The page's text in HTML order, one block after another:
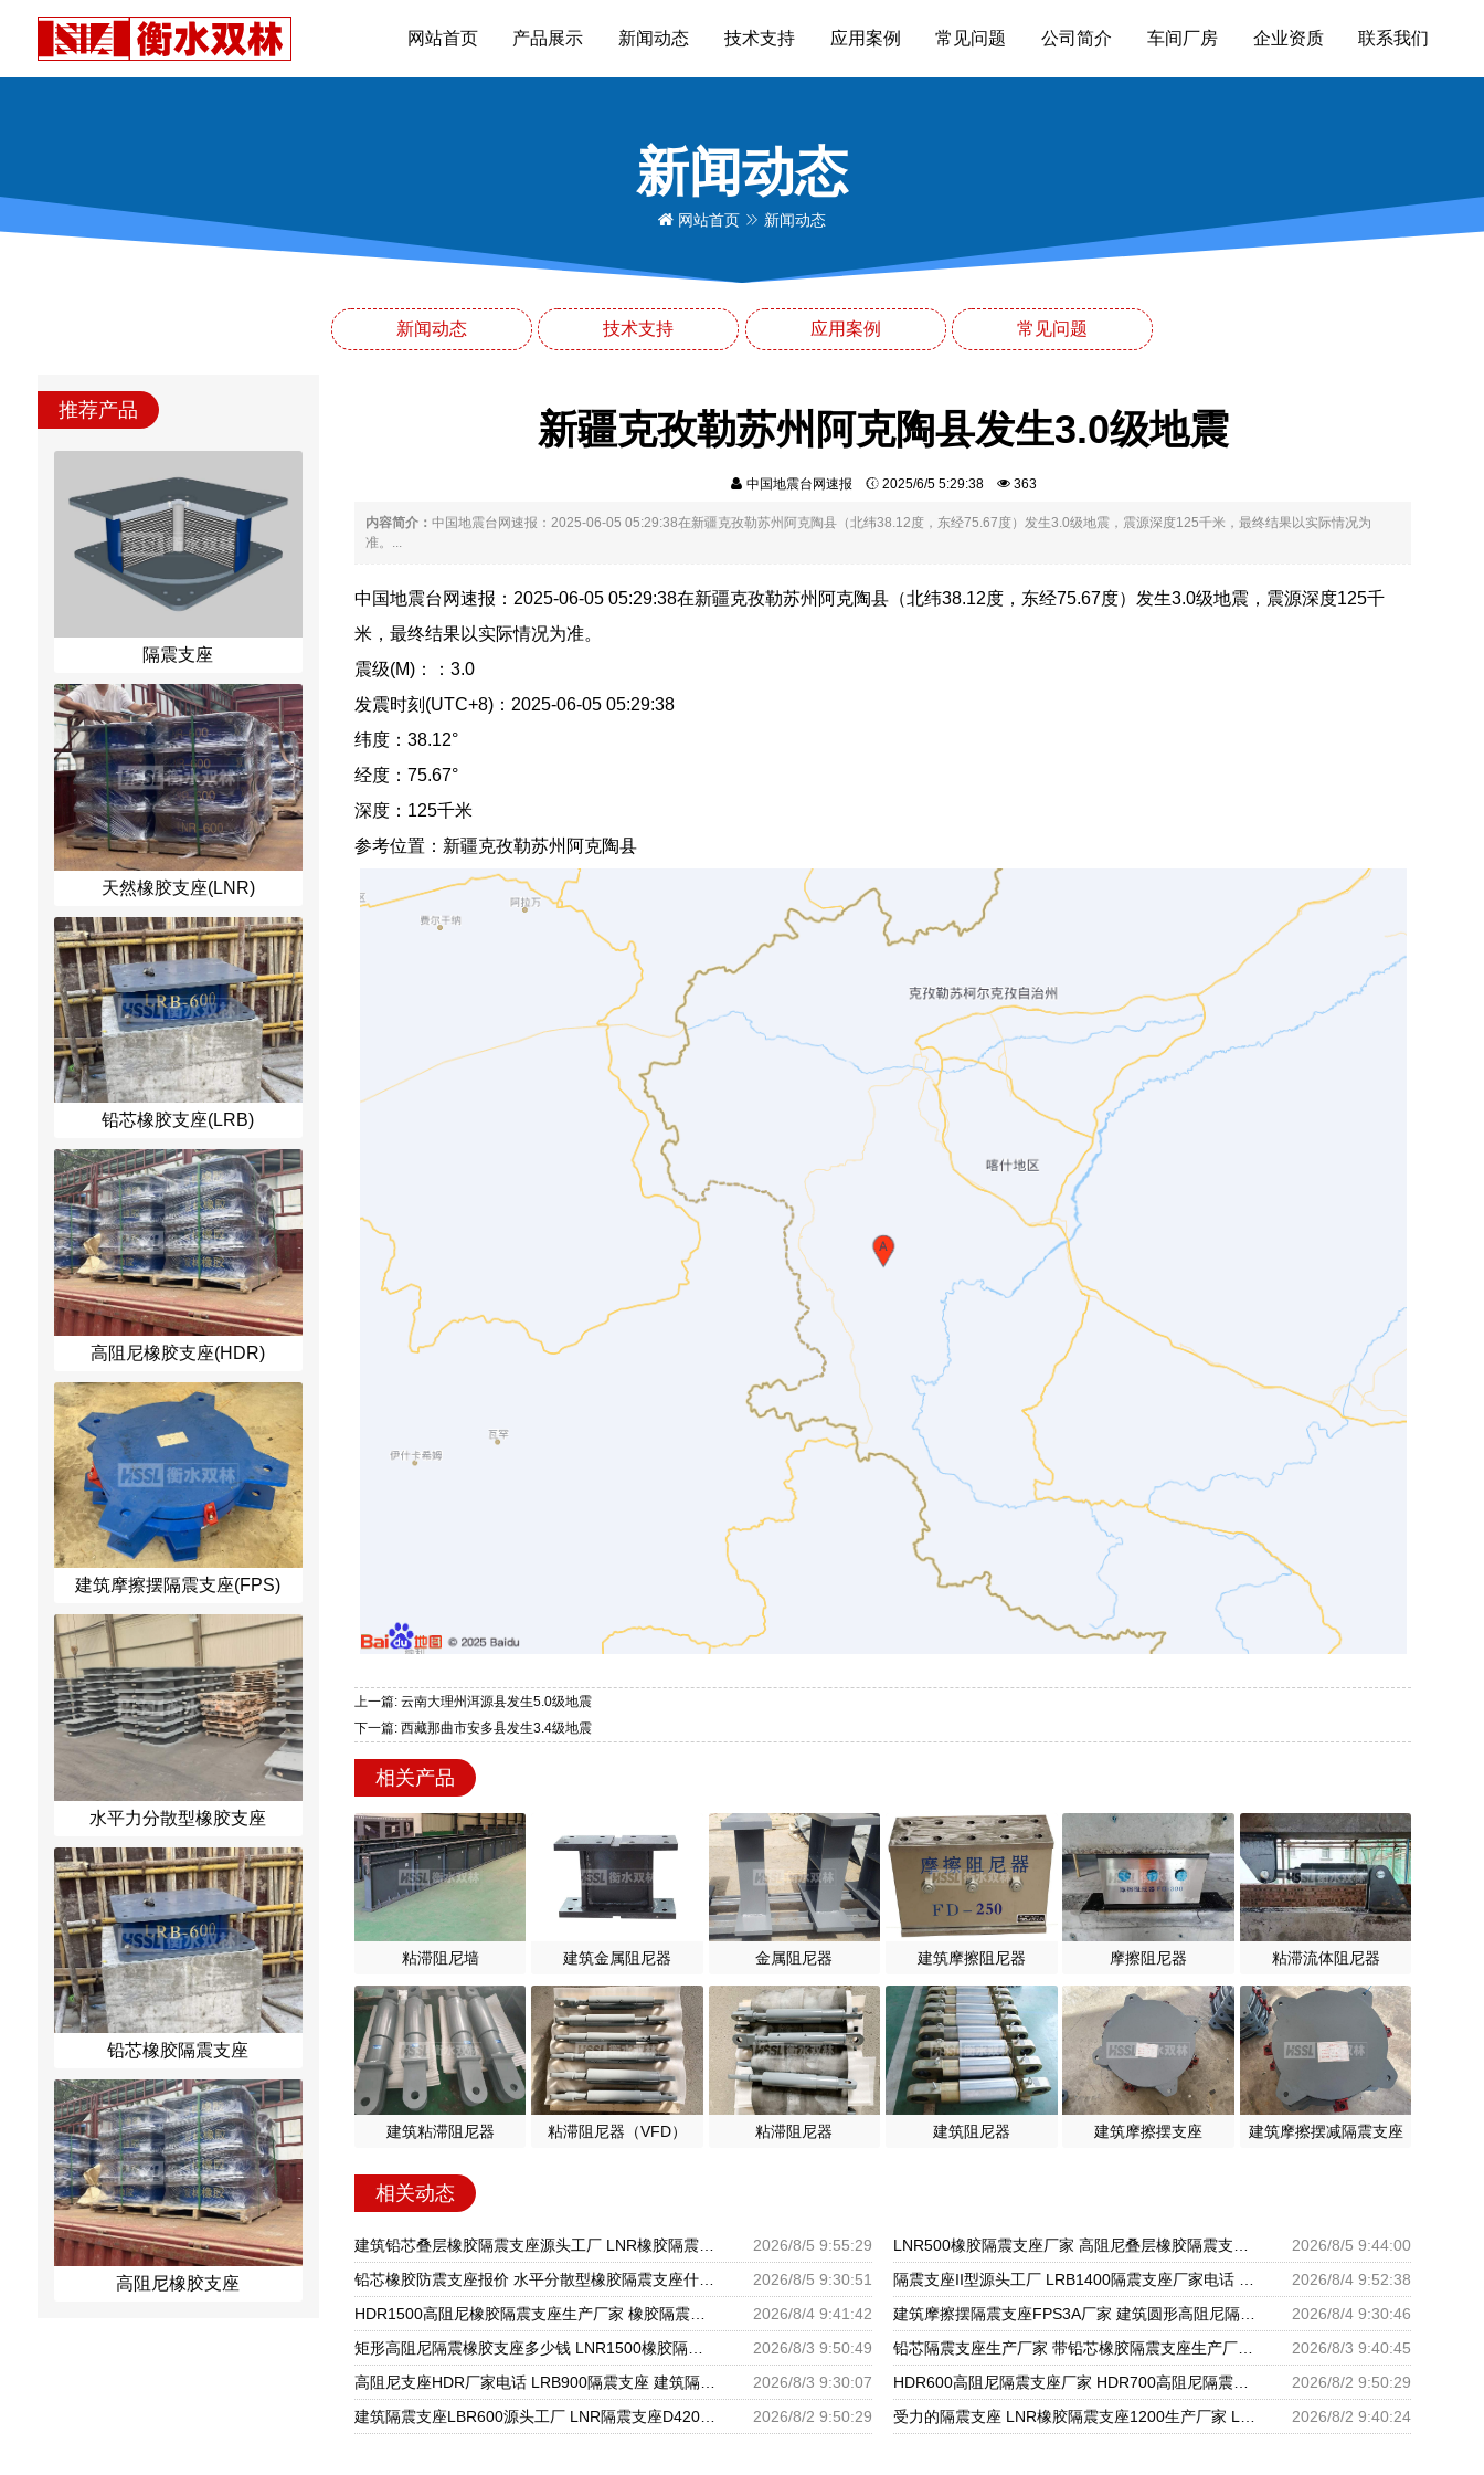
网站首页 产品展示 新闻动态 技术支持 应用案例 常见问题 公司简介 车间厂房 企业资质 联系我们
新闻动态
网站首页 新闻动态
新闻动态 技术支持 应用案例 常见问题
推荐产品
隔震支座
天然橡胶支座(LNR)
铅芯橡胶支座(LRB)
高阻尼橡胶支座(HDR)
建筑摩擦摆隔震支座(FPS)
水平力分散型橡胶支座
铅芯橡胶隔震支座
高阻尼橡胶支座
新疆克孜勒苏州阿克陶县发生3.0级地震
中国地震台网速报 2025/6/5 5:29:38 363
内容简介： 中国地震台网速报：2025-06-05 05:29:38在新疆克孜勒苏州阿克陶县（北纬38.12度，东经75.67度）发生3.0级地震，震源深度125千米，最终结果以实际情况为
准。...
中国地震台网速报：2025-06-05 05:29:38在新疆克孜勒苏州阿克陶县（北纬38.12度，东经75.67度）发生3.0级地震，震源深度125千
米，最终结果以实际情况为准。
震级(M)：：3.0
发震时刻(UTC+8)：2025-06-05 05:29:38
纬度：38.12°
经度：75.67°
深度：125千米
参考位置：新疆克孜勒苏州阿克陶县
上一篇: 云南大理州洱源县发生5.0级地震
下一篇: 西藏那曲市安多县发生3.4级地震
相关产品
粘滞阻尼墙 建筑金属阻尼器 金属阻尼器 建筑摩擦阻尼器 摩擦阻尼器 粘滞流体阻尼器
建筑粘滞阻尼器 粘滞阻尼器（VFD） 粘滞阻尼器 建筑阻尼器 建筑摩擦摆支座 建筑摩擦摆减隔震支座
相关动态
建筑铅芯叠层橡胶隔震支座源头工厂 LNR橡胶隔震支座D800生产厂家 LRB铅芯支座企业 2026/8/5 9:55:29
2026/8/5 9:44:00
铅芯橡胶防震支座报价 水平分散型橡胶隔震支座什么价格 建筑隔震支座LNRY源头工厂
2026/8/5 9:30:51
2026/8/4 9:52:38
HDR1500高阻尼橡胶隔震支座生产厂家 橡胶隔震减震支座源头工厂 建筑橡胶隔震支座减震生产厂家
2026/8/4 9:41:42
2026/8/4 9:30:46
矩形高阻尼隔震橡胶支座多少钱 LNR1500橡胶隔震支座生产厂家 隔震支座(LRB型)
2026/8/3 9:50:49
2026/8/3 9:40:45
高阻尼支座HDR厂家电话 LRB900隔震支座 建筑隔震摩擦摆支座厂家
2026/8/3 9:30:07
2026/8/2 9:50:29
建筑隔震支座LBR600源头工厂 LNR隔震支座D420厂家电话 建筑橡胶隔震支座LRB生产厂家
2026/8/2 9:50:29 2026/8/2 9:40:24